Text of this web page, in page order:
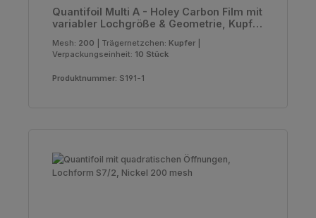
Quantifoil Multi A - Holey Carbon Film mit
variabler Lochgröße & Geometrie, Kupfer
Mesh: 200 Trägernetzchen: Kupfer
Verpackungseinheit: 10 Stück
Produktnummer: S191-1